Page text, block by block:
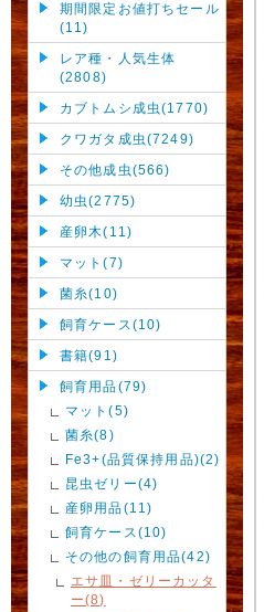
期間限定お値打ちセール
(11)
レア種・人気生体
(2808)
カブトムシ成虫(1770)
クワガタ成虫(7249)
その他成虫(566)
幼虫(2775)
産卵木(11)
マット(7)
菌糸(10)
飼育ケース(10)
書籍(91)
飼育用品(79)
マット(5)
菌糸(8)
Fe3+(品質保持用品)(2)
昆虫ゼリー(4)
産卵用品(11)
飼育ケース(10)
その他の飼育用品(42)
エサ皿・ゼリーカッタ
ー(8)